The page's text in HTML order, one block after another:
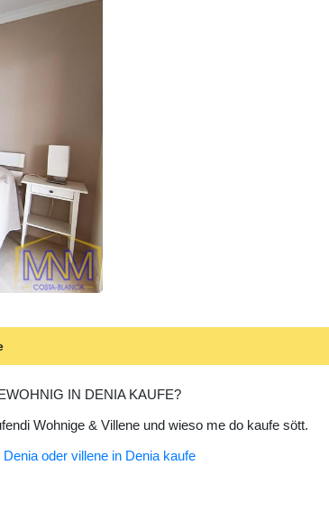
IN DENIA KAUFE?
Wohnige & Villene und wieso me do kaufe sött.
oder villene in Denia kaufe